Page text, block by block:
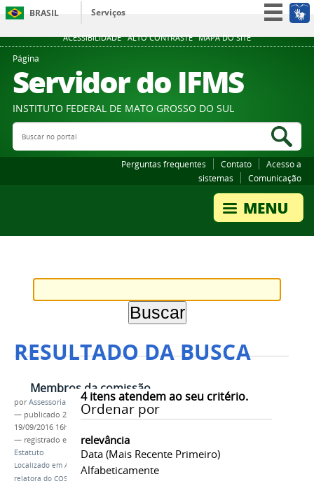
ACESSIBILIDADE ALTO CONTRASTE MAPA DO SITE
BRASIL
Serviços
Participe
Legislação
Canais
Página
Servidor do IFMS
INSTITUTO FEDERAL DE MATO GROSSO DO SUL
Buscar no portal
Perguntas frequentes Contato
Acesso a
sistemas
Comunicação
RESULTADO DA BUSCA
4itens atendem ao seu critério.
Ordenar por
relevância
Data (mais Recente Primeiro)
Alfabeticamente
Membros da comissão
porAssessoria de Comunicação Social - Ascom
— publicado 22/06/2016 —última modificação
19/09/2016 16h26
— registrado em:
comissão,Comissão Relatora do
Estatuto
Localizado em Assuntos / 2016
relatora do COSUP para o Estatuto e Regimento Geral